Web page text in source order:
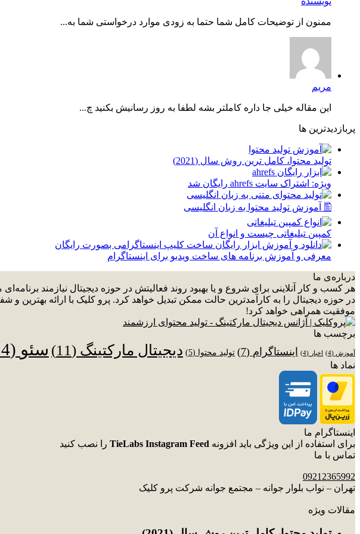
ممنون از توضیحات کامل شما حتما به زودی موارد درخواستی شما به...
مریم
این مقاله خیلی جا داره کاملتر بشه لطفا به روز رسانیش بکنید چ...
پربازدیدترین ها
توليد محتوا، کامل ترین روش سال (2021)
ویژه: اشتراک سایت ahrefs رایگان شد
🖺 آموزش تولید محتوا به زبان انگلیسی
کمپین تبلیغاتی چیست و انواع آن
معرفی و آموزش برنامه های ساخت ویدیو برای اینستاگرام
درباره‌ی ما
هر کسب و کار آنلاینی برای شروع و یا بهبود روند فعالیتش در حوزه دیجیتال نیازمند
در حوزه دیجیتال را به کارآمدترین حالت ممکن تبدیل خواهد کرد. پرو کلیک با ارائه
موفقیت همراهی خواهد کرد!
برچسب ها
آموزش (4) اخبار (4) اینستاگرام (7) تولید محتوا (5) دیجیتال مارکتینگ (11) سئو (14)
نماد ها
اینستاگرام ما
برای استفاده از این ویژگی باید افزونه TieLabs Instagram Feed را نصب کنید
تماس با ما
09212365992
تهران – نواب بلوار جوانه – مجتمع جوانه شرکت پرو کلیک
مقالات ویژه